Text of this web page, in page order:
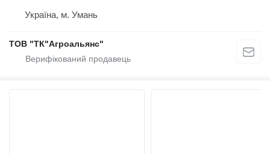
Україна, м. Умань
ТОВ "ТК"Агроальянс"